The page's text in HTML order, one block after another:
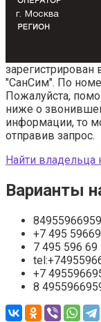
зарегистрирован
"СанСим". По
Пожалуйста,
ниже о
информации, то
отправив запрос.
Найти
Варианты
+7 495
7 495 596 69
+7
8